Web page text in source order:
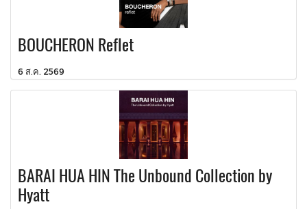
BOUCHERON Reflet
6 ส.ค. 2569
BARAI HUA HIN The Unbound Collection by
Hyatt